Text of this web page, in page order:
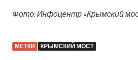
Фото: Инфоцентр «Крымский
МЕТКИ КРЫМСКИЙ МОСТ